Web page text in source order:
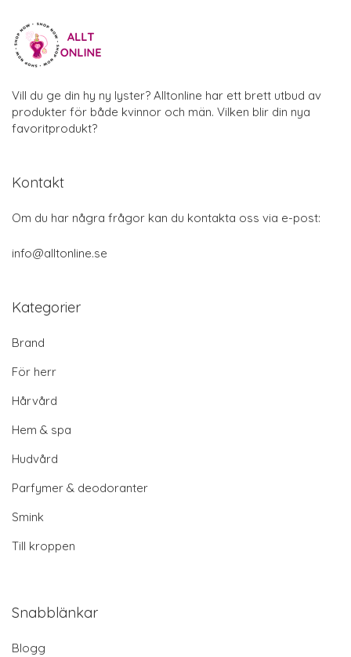
Vill du ge din hy ny lyster? Alltonline har ett brett utbud av
produkter för både kvinnor och män. Vilken blir din nya
favoritprodukt?
Kontakt
Om du har några frågor kan du kontakta oss via e-post:
info@alltonline.se
Kategorier
Brand
För herr
Hårvård
Hem & spa
Hudvård
Parfymer & deodoranter
Smink
Till kroppen
Snabblänkar
Blogg